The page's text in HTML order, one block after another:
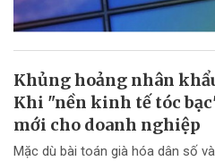
Khủng hoảng nhân
Khi "nền kinh tế tóc
mới cho doanh nghiệp
Mặc dù bài toán già hóa dân số